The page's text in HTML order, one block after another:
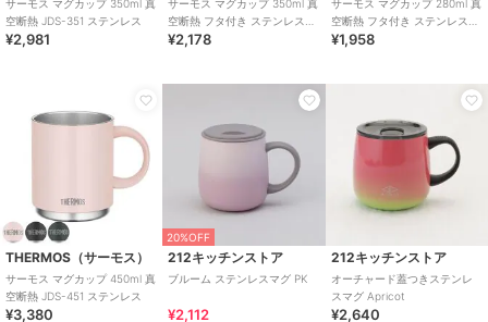
サーモス マグカップ 350ml 真
空断熱 JDS-351 ステンレス
¥2,981
サーモス マグカップ 350ml 真
空断熱 フタ付き ステンレス
JDG-352
¥2,178
サーモス マグカップ 280ml 真
空断熱 フタ付き ステンレス
JDG-282
¥1,958
THERMOS（サーモス）
サーモス マグカップ 450ml 真
空断熱 JDS-451 ステンレス
¥3,380
20%OFF
212キッチンストア
ブルーム ステンレスマグ PK
¥2,112
212キッチンストア
オーチャード蓋つきステンレ
スマグ Apricot
¥2,640